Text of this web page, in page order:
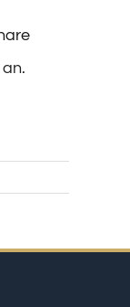
an.